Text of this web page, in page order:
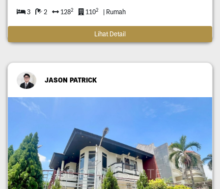
3 2 1282 1102 | Rumah
Lihat Detail
JASON PATRICK